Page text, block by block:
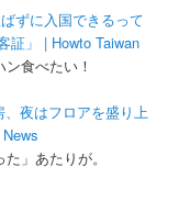
ずに入国できるって
証」 | Howto Taiwan
食べたい！
夜はフロアを盛り上
」あたりが。